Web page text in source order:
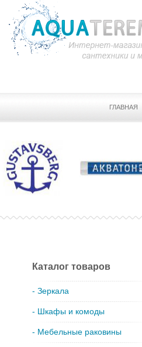
ГЛАВНАЯ
Каталог товаров
- Зеркала
- Шкафы и комоды
- Мебельные раковины